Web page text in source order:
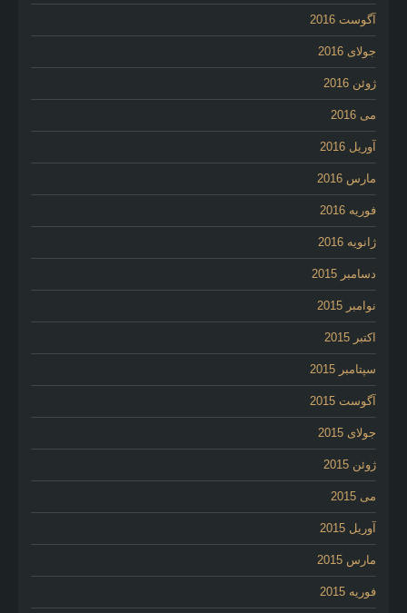
آگوست 2016
جولای 2016
ژوئن 2016
می 2016
آوریل 2016
مارس 2016
فوریه 2016
ژانویه 2016
دسامبر 2015
نوامبر 2015
اکتبر 2015
سپتامبر 2015
آگوست 2015
جولای 2015
ژوئن 2015
می 2015
آوریل 2015
مارس 2015
فوریه 2015